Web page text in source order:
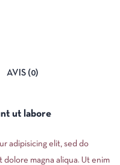
AVIS (0)
ut labore
adipisicing elit, sed do
magna aliqua. Ut enim